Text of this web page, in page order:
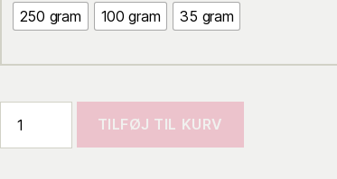
250 gram 100 gram 35 gram
TILFØJ TIL KURV